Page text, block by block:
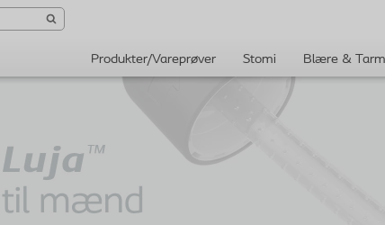
Produkter/Vareprøver Stomi Blære & Tarm